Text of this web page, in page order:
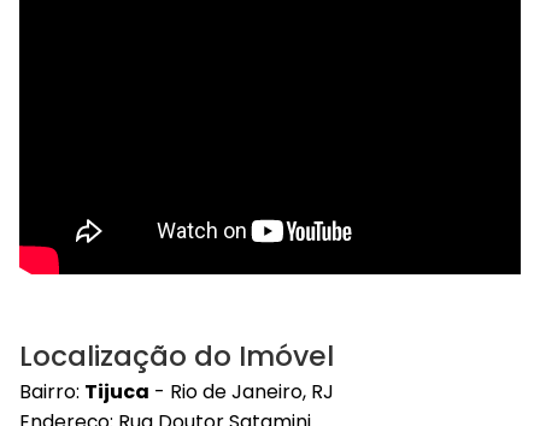
Localização do Imóvel
Bairro: Tijuca - Rio de Janeiro, RJ